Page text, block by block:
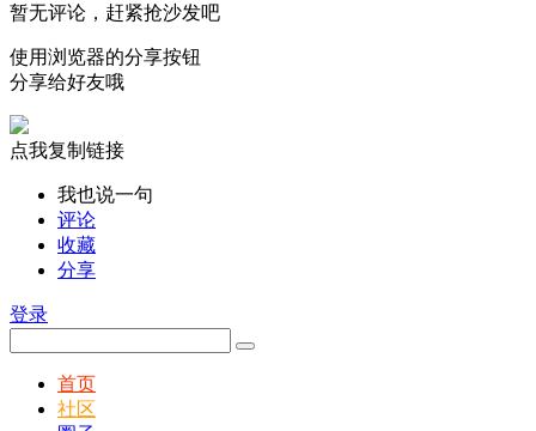
暂无评论，赶紧抢沙发吧
使用浏览器的分享按钮
分享给好友哦
点我复制链接
我也说一句
评论
收藏
分享
登录
首页
社区